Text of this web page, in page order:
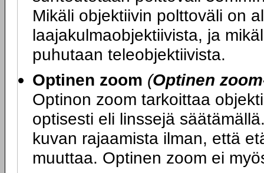
Mikäli objektiivin polttoväli on
laajakulmaobjektiivista, ja
puhutaan teleobjektiivista.
Optinen zoom (Optinen
Optinon zoom tarkoittaa
optisesti eli linssejä
kuvan rajaamista ilman, että
muuttaa. Optinen zoom ei